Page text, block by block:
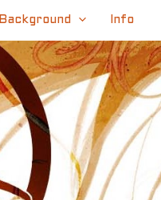
Background Info